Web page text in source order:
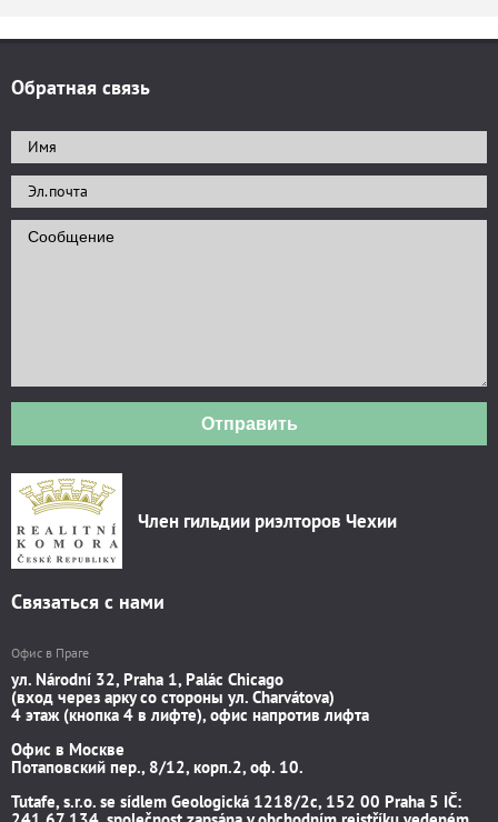
Обратная связь
Отправить
Член гильдии риэлторов Чехии
Связаться с нами
Офис в Праге
ул. Národní 32, Praha 1, Palác Chicago
(вход через арку со стороны ул. Charvátova)
4 этаж (кнопка 4 в лифте), офис напротив лифта
Офис в Москве
Потаповский пер., 8/12, корп.2, оф. 10.
Tutafe, s.r.o. se sídlem Geologická 1218/2c, 152 00 Praha 5 IČ: